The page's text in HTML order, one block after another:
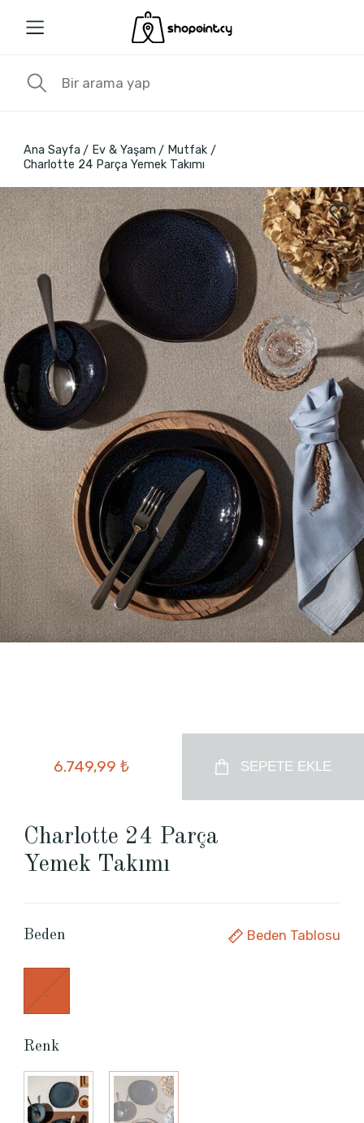
Ana Sayfa Ev & Yaşam
Mutfak
Charlotte 24 Parça Yemek Takımı
6.749,99 ₺ SEPETE EKLE
Charlotte 24 Parça
Yemek Takımı
Beden Beden Tablosu
.
Renk